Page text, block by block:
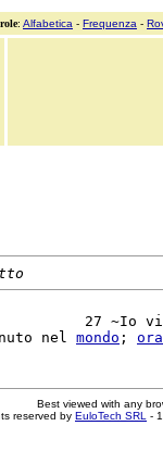
: Alfabetica - Frequenza -
27 ~Io
nel mondo ; ora
Best viewed with any
reserved by EuloTech SRL -